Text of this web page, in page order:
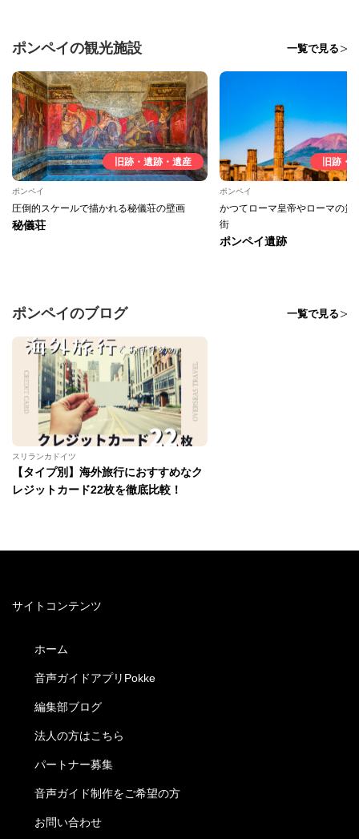
ポンペイの観光施設 一覧で見る
旧跡・遺跡・遺産
ポンペイ
圧倒的スケールで描かれる秘儀荘の壁画
秘儀荘
旧跡・
ポンペイ
かつてローマ皇帝やローマの貴
街
ポンペイ遺跡
ポンペイのブログ 一覧で見る
スリランカドイツ
【タイプ別】海外旅行におすすめなク
レジットカード22枚を徹底比較！
サイトコンテンツ
ホーム
音声ガイドアプリPokke
編集部ブログ
法人の方はこちら
パートナー募集
音声ガイド制作をご希望の方
お問い合わせ